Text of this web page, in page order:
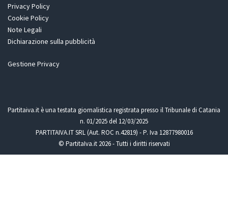
Privacy Policy
Cookie Policy
Note Legali
Dichiarazione sulla pubblicità
Gestione Privacy
Partitaiva.it è una testata giornalistica registrata presso il Tribunale di Catania
n. 01/2025 del 12/03/2025
PARTITAIVA.IT SRL (Aut. ROC n.42819) - P. Iva 12877980016
© PartitaIva.it 2026 - Tutti i diritti riservati